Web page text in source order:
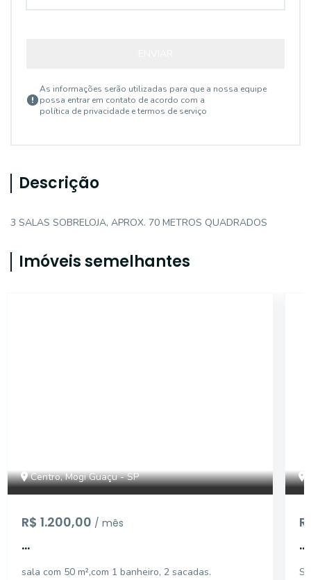
As informações serão utilizadas para que a nossa equipe
possa entrar em contato de acordo com a
política de privacidade e termos de serviço
Descrição
3 SALAS SOBRELOJA, APROX. 70 METROS QUADRADOS
Imóveis semelhantes
Centro, Mogi Guaçu - SP
R$ 1.200,00 / mês
...
sala com 50 m²,com 1 banheiro, 2 sacadas.
...